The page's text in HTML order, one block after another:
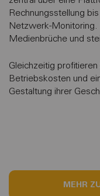
Rechnungsstellung
Netzwerk-
Medienbrüche und
Gleichzeitig
Betriebskosten und
Gestaltung ihrer
MEHR